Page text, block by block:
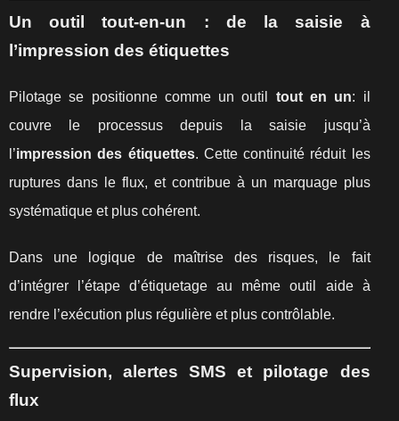
Un outil tout-en-un : de la saisie à
l’impression des étiquettes
Pilotage se positionne comme un outil tout en un: il
couvre le processus depuis la saisie jusqu’à
l’impression des étiquettes. Cette continuité réduit les
ruptures dans le flux, et contribue à un marquage plus
systématique et plus cohérent.
Dans une logique de maîtrise des risques, le fait
d’intégrer l’étape d’étiquetage au même outil aide à
rendre l’exécution plus régulière et plus contrôlable.
Supervision, alertes SMS et pilotage des
flux